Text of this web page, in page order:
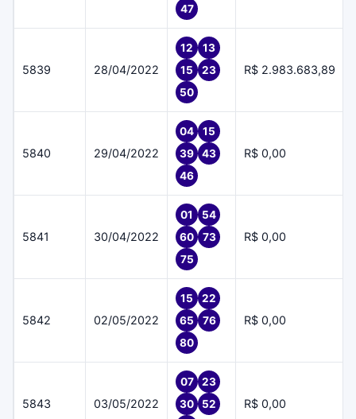
47
5839 28/04/2022
12
13
15
23
50
R$ 2.983.683,89
5840 29/04/2022
04
15
39
43
46
R$ 0,00
5841 30/04/2022
01
54
60
73
75
R$ 0,00
5842 02/05/2022
15
22
65
76
80
R$ 0,00
5843 03/05/2022
07
23
30
52
R$ 0,00